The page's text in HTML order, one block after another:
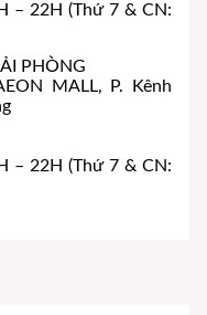
– 22H (Thứ 7 & CN:
PHÒNG
MALL, P. Kênh
– 22H (Thứ 7 & CN: